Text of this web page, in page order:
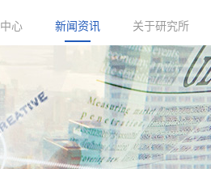
心 新闻资讯 关于研究所